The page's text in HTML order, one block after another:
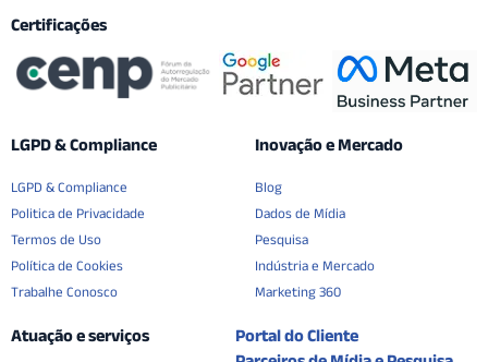
Certificações
LGPD & Compliance
LGPD & Compliance
Politica de Privacidade
Termos de Uso
Política de Cookies
Trabalhe Conosco
Inovação e Mercado
Blog
Dados de Mídia
Pesquisa
Indústria e Mercado
Marketing 360
Atuação e serviços
Portal do Cliente